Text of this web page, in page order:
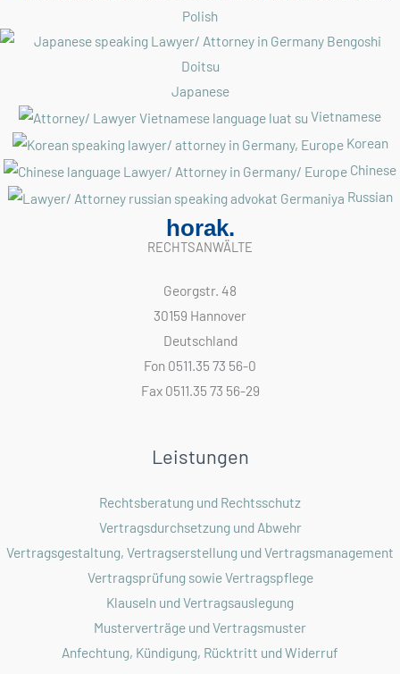
Polish
Japanese
Vietnamese
Korean
Chinese
Russian
horak.
RECHTSANWÄLTE
Georgstr. 48
30159 Hannover
Deutschland
Fon 0511.35 73 56-0
Fax 0511.35 73 56-29
Leistungen
Rechtsberatung und Rechtsschutz
Vertragsdurchsetzung und Abwehr
Vertragsgestaltung, Vertragserstellung und Vertragsmanagement
Vertragsprüfung sowie Vertragspflege
Klauseln und Vertragsauslegung
Musterverträge und Vertragsmuster
Anfechtung, Kündigung, Rücktritt und Widerruf